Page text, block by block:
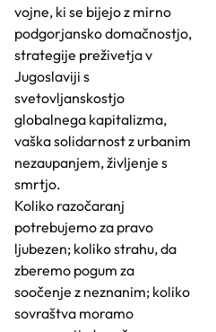
vojne, ki se bijejo z mirno
podgorjansko domačnostjo,
strategije preživetja v
Jugoslaviji s
svetovljanskostjo
globalnega kapitalizma,
vaška solidarnost z urbanim
nezaupanjem, življenje s
smrtjo.
Koliko razočaranj
potrebujemo za pravo
ljubezen; koliko strahu, da
zberemo pogum za
soočenje z neznanim; koliko
sovraštva moramo